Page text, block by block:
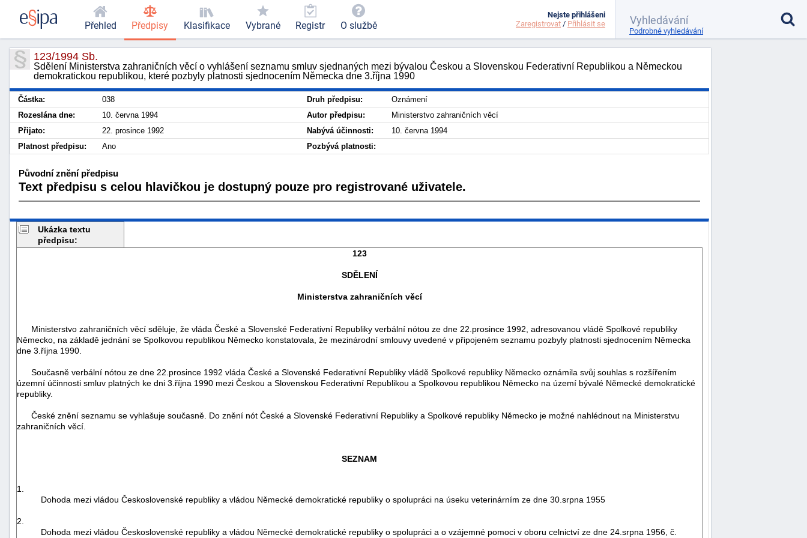
123/1994 Sb.
Sdělení Ministerstva zahraničních věcí o vyhlášení seznamu smluv sjednaných mezi bývalou Českou a Slovenskou Federativní Republikou a Německou
demokratickou republikou, které pozbyly platnosti sjednocením Německa dne 3.října 1990
Částka: 038 Druh předpisu:
Oznámení
Rozeslána dne:
10. června 1994 Autor předpisu:
Ministerstvo zahraničních věcí
Přijato:
22. prosince 1992 Nabývá účinnosti:
10. června 1994
Platnost předpisu:
Ano Pozbývá platnosti:
Původní znění předpisu
Text předpisu s celou hlavičkou je dostupný pouze pro registrované uživatele.
Ukázka textu
předpisu:
123
SDĚLENÍ
Ministerstva zahraničních věcí
Ministerstvo zahraničních věcí sděluje, že vláda České a Slovenské Federativní Republiky verbální nótou ze dne 22.prosince 1992, adresovanou vládě Spolkové republiky
Německo, na základě jednání se Spolkovou republikou Německo konstatovala, že mezinárodní smlouvy uvedené v připojeném seznamu pozbyly platnosti sjednocením Německa
dne 3.října 1990.
Současně verbální nótou ze dne 22.prosince 1992 vláda České a Slovenské Federativní Republiky vládě Spolkové republiky Německo oznámila svůj souhlas s rozšířením
územní účinnosti smluv platných ke dni 3.října 1990 mezi Českou a Slovenskou Federativní Republikou a Spolkovou republikou Německo na území bývalé Německé demokratické
republiky.
České znění seznamu se vyhlašuje současně. Do znění nót České a Slovenské Federativní Republiky a Spolkové republiky Německo je možné nahlédnout na Ministerstvu
zahraničních věcí.
SEZNAM
1.
Dohoda mezi vládou Československé republiky a vládou Německé demokratické republiky o spolupráci na úseku veterinárním ze dne 30.srpna 1955
2.
Dohoda mezi vládou Československé republiky a vládou Německé demokratické republiky o spolupráci a o vzájemné pomoci v oboru celnictví ze dne 24.srpna 1956, č.
Přehled Předpisy Klasifikace Vybrané Registr O službě
Nejste přihlášeni
Zaregistrovat / Přihlásit se
Podrobné vyhledávání